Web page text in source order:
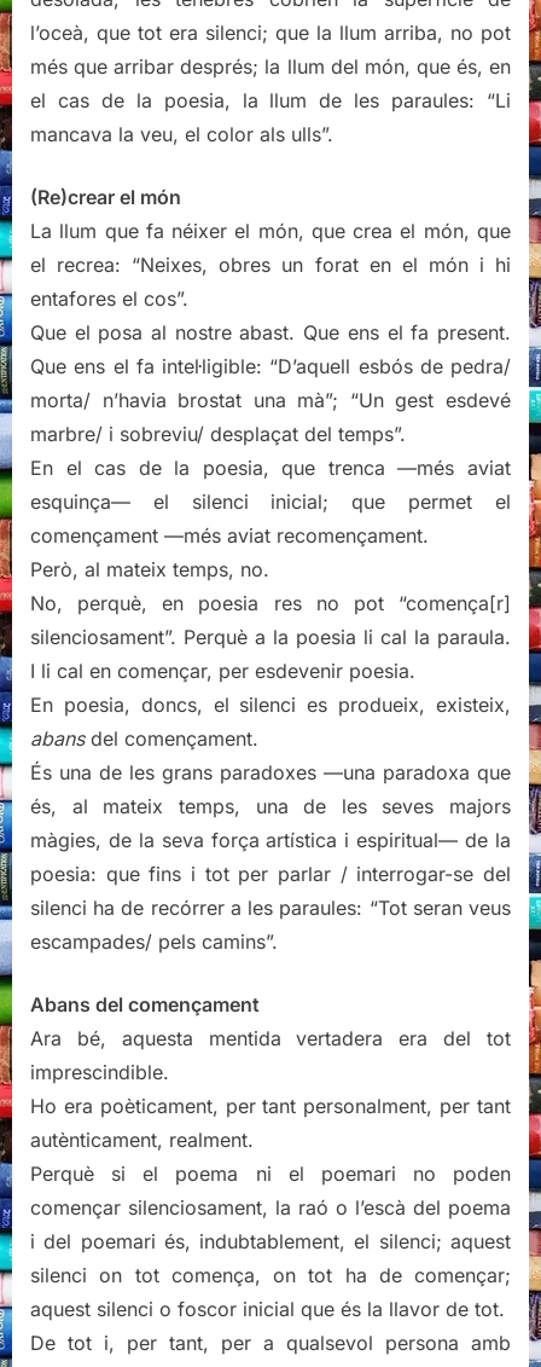
l’oceà, que tot era silenci; que la llum arriba, no pot
més que arribar després; la llum del món, que és, en
el cas de la poesia, la llum de les paraules: “Li
mancava la veu, el color als ulls”.
(Re)crear el món
La llum que fa néixer el món, que crea el món, que
el recrea: “Neixes, obres un forat en el món i hi
entafores el cos”.
Que el posa al nostre abast. Que ens el fa present.
Que ens el fa intel·ligible: “D’aquell esbós de pedra/
morta/ n’havia brostat una mà”; “Un gest esdevé
marbre/ i sobreviu/ desplaçat del temps”.
En el cas de la poesia, que trenca —més aviat
esquinça— el silenci inicial; que permet el
començament —més aviat recomençament.
Però, al mateix temps, no.
No, perquè, en poesia res no pot “comença[r]
silenciosament”. Perquè a la poesia li cal la paraula.
I li cal en començar, per esdevenir poesia.
En poesia, doncs, el silenci es produeix, existeix,
abansdel començament.
És una de les grans paradoxes —una paradoxa que
és, al mateix temps, una de les seves majors
màgies, de la seva força artística i espiritual— de la
poesia: que fins i tot per parlar / interrogar-se del
silenci ha de recórrer a les paraules: “Tot seran veus
escampades/ pels camins”.
Abans del començament
Ara bé, aquesta mentida vertadera era del tot
imprescindible.
Ho era poèticament, per tant personalment, per tant
autènticament, realment.
Perquè si el poema ni el poemari no poden
començar silenciosament, la raó o l’escà del poema
i del poemari és, indubtablement, el silenci; aquest
silenci on tot comença, on tot ha de començar;
aquest silenci o foscor inicial que és la llavor de tot.
De tot i, per tant, per a qualsevol persona amb